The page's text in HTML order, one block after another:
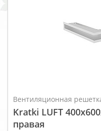
Вентиляционная
Kratki LUFT
правая